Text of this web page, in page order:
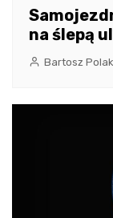
na ślepą
Bartosz Polak